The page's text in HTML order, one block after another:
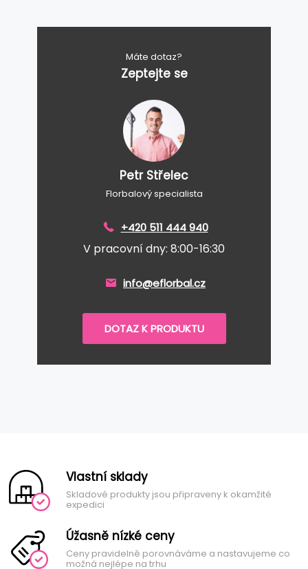
Máte dotaz?
Zeptejte se
Petr Střelec
Florbalový specialista
+420 511 444 940
V pracovní dny: 8:00-16:30
info@eflorbal.cz
DOTAZ K PRODUKTU
Vlastní sklady
Skladové produkty jsou připraveny k okamžité
expedici
Úžasně nízké ceny
Ceny pravidelně porovnáváme a nastavujeme co
možná nejlépe na trhu